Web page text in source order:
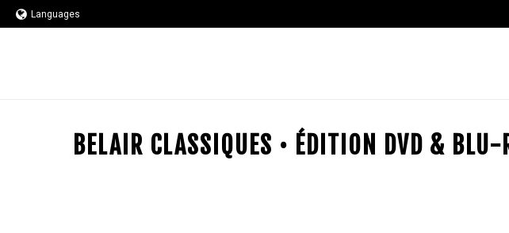
Languages
BELAIR CLASSIQUES • ÉDITION DVD & BLU-